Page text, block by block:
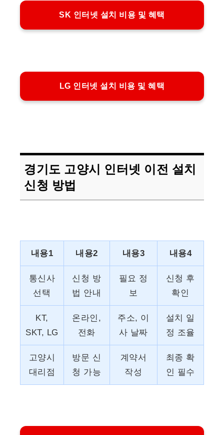
SK 인터넷 설치 비용 및 혜택
LG 인터넷 설치 비용 및 혜택
경기도 고양시 인터넷 이전 설치
신청 방법
내용1 내용2 내용3 내용4
통신사
선택
신청 방
법 안내
필요 정
보
신청 후
확인
KT,
SKT, LG
온라인,
전화
주소, 이
사 날짜
설치 일
정 조율
고양시
대리점
방문 신
청 가능
계약서
작성
최종 확
인 필수